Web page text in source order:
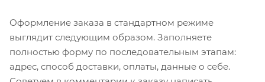
Оформление заказа в стандартном режиме
выглядит следующим образом. Заполняете
полностью форму по последовательным этапам:
адрес, способ доставки, оплаты, данные о себе.